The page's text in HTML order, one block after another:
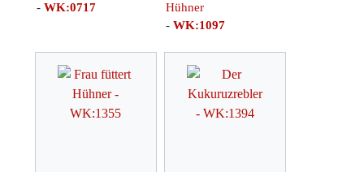
- WK:0717
Hühner
- WK:1097